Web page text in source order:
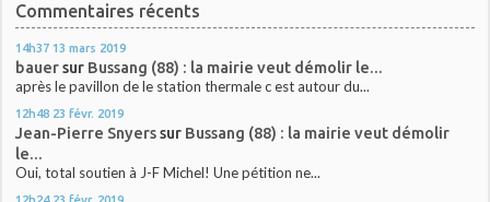
Commentaires récents
14h37 13 mars 2019
bauersur Bussang (88) : la mairie veut démolir le...
après le pavillon de le station thermale c est autour du...
12h48 23 févr. 2019
Jean-Pierre Snyerssur Bussang (88) : la mairie veut démolir
le...
Oui, total soutien à J-F Michel! Une pétition ne...
12h24 23 févr. 2019